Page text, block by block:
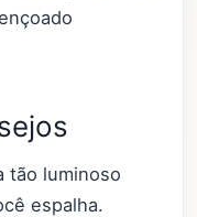
tão luminoso
espalha.